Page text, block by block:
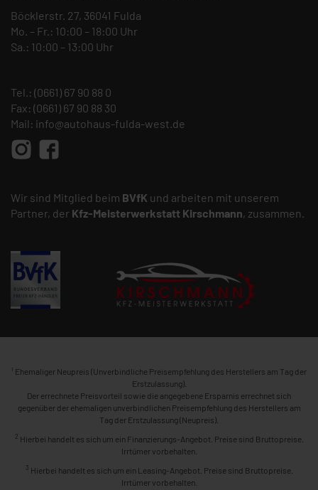
Böcklerstr. 27, 36041 Fulda
Mo. – Fr.: 10:00 – 18:00 Uhr
Sa.: 10:00 – 13:00 Uhr
Tel.: (0661) 67 90 88 0
Fax: (0661) 67 90 88 30
Mail: info@autohaus-fulda-west.de
Wir sind Mitglied beim BVfK und arbeiten mit unserem
Partner, der Kfz-Meisterwerkstatt Kirschmann, zusammen.
1 Ehemaliger Neupreis (Unverbindliche Preisempfehlung des Herstellers am Tag der
Erstzulassung).
Der errechnete Preisvorteil sowie die angegebene Ersparnis errechnet sich
gegenüber der ehemaligen unverbindlichen Preisempfehlung des Herstellers am
Tag der Erstzulassung (Neupreis).
2 Hierbei handelt es sich um ein Finanzierungs-Angebot. Preise sind Bruttopreise.
Irrtümer vorbehalten.
3 Hierbei handelt es sich um ein Leasing-Angebot. Preise sind Bruttopreise.
Irrtümer vorbehalten.